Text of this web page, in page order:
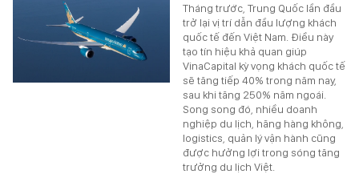
Tháng trước, Trung Quốc lần đầu
trở lại vị trí dẫn đầu lượng khách
quốc tế đến Việt Nam. Điều này
tạo tín hiệu khả quan giúp
VinaCapital kỳ vọng khách quốc tế
sẽ tăng tiếp 40% trong năm nay,
sau khi tăng 250% năm ngoái.
Song song đó, nhiều doanh
nghiệp du lịch, hãng hàng không,
logistics, quản lý vận hành cũng
được hưởng lợi trong sóng tăng
trưởng du lịch Việt.